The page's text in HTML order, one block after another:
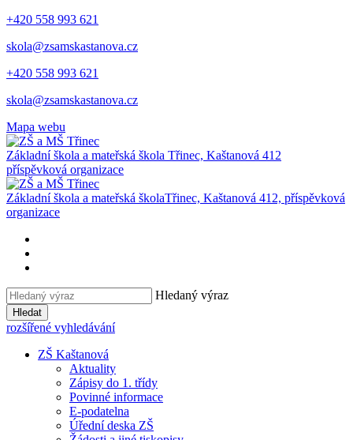
+420 558 993 621
skola@zsamskastanova.cz
+420 558 993 621
skola@zsamskastanova.cz
Mapa webu
Základní škola a mateřská škola Třinec, Kaštanová 412
příspěvková organizace
Základní škola a mateřská školaTřinec, Kaštanová 412, příspěvková
organizace
Hledaný výraz
Hledat
rozšířené vyhledávání
ZŠ Kaštanová
Aktuality
Zápisy do 1. třídy
Povinné informace
E-podatelna
Úřední deska ZŠ